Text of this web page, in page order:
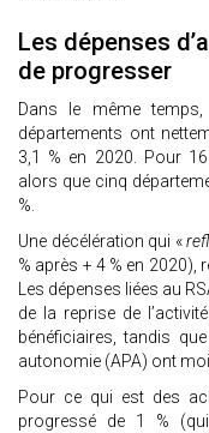
Les dépenses
de progresser
Dans le même
départements ont
3,1 % en 2020. Pour
alors que cinq
%.
Une décélération qui «
% après + 4 % en 2020),
Les dépenses liées au
de la reprise de
bénéficiaires, tandis
autonomie (APA) ont
Pour ce qui est des
progressé de 1 %